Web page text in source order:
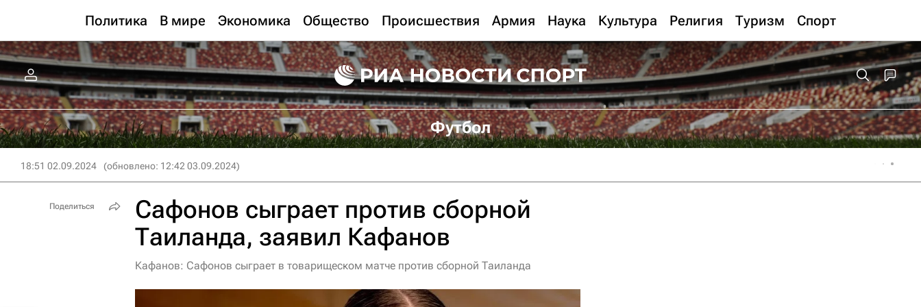
Политика В мире Экономика Общество Происшествия Армия Наука Культура Религия Туризм Спорт
Футбол
18:51 02.09.2024 (обновлено: 12:42 03.09.2024)
Сафонов сыграет против сборной
Таиланда, заявил Кафанов
Кафанов: Сафонов сыграет в товарищеском матче против сборной Таиланда
Поделиться